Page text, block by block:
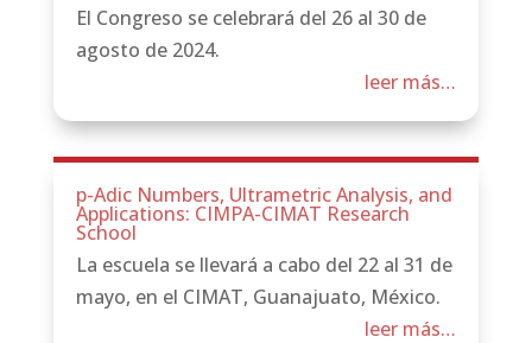
El Congreso se celebrará del 26 al 30 de
agosto de 2024.
leer más…
p-Adic Numbers, Ultrametric Analysis, and
Applications: CIMPA-CIMAT Research
School
La escuela se llevará a cabo del 22 al 31 de
mayo, en el CIMAT, Guanajuato, México.
leer más…